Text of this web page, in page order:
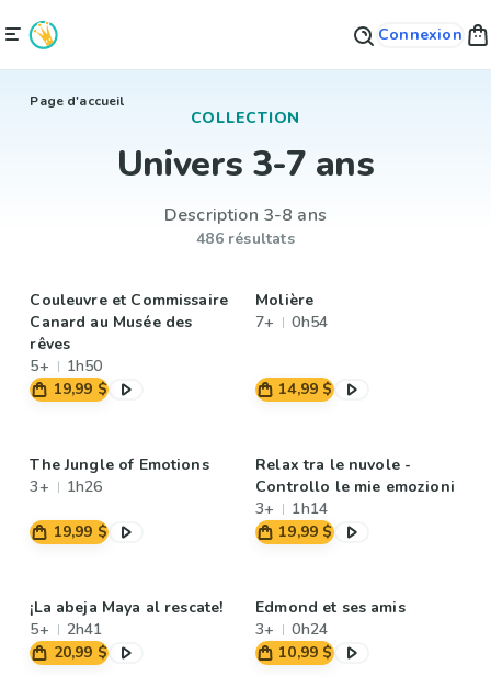
Connexion
Page d'accueil
COLLECTION
Univers 3-7 ans
Description 3-8 ans
486 résultats
Couleuvre et Commissaire
Canard au Musée des
rêves
5+
1h50
19,99 $
Molière
7+
0h54
14,99 $
The Jungle of Emotions
3+
1h26
19,99 $
Relax tra le nuvole -
Controllo le mie emozioni
3+
1h14
19,99 $
¡La abeja Maya al rescate!
5+
2h41
20,99 $
Edmond et ses amis
3+
0h24
10,99 $